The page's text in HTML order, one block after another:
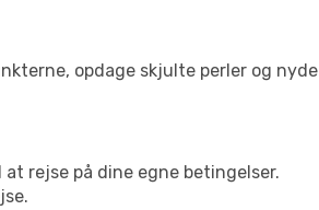
opdage skjulte perler og nyde
rejse på dine egne betingelser.